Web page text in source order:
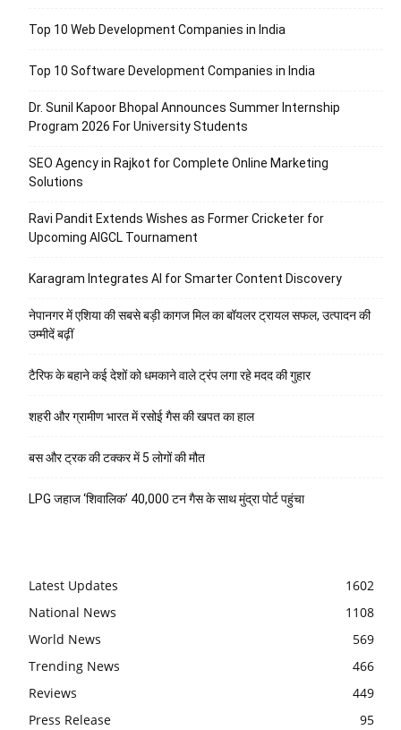
Top 10 Web Development Companies in India
Top 10 Software Development Companies in India
Dr. Sunil Kapoor Bhopal Announces Summer Internship
Program 2026 For University Students
SEO Agency in Rajkot for Complete Online Marketing
Solutions
Ravi Pandit Extends Wishes as Former Cricketer for
Upcoming AIGCL Tournament
Karagram Integrates AI for Smarter Content Discovery
नेपानगर में एशिया की सबसे बड़ी कागज मिल का बॉयलर ट्रायल सफल, उत्पादन की
उम्मीदें बढ़ीं
टैरिफ के बहाने कई देशों को धमकाने वाले ट्रंप लगा रहे मदद की गुहार
शहरी और ग्रामीण भारत में रसोई गैस की खपत का हाल
बस और ट्रक की टक्कर में 5 लोगों की मौत
LPG जहाज ‘शिवालिक’ 40,000 टन गैस के साथ मुंद्रा पोर्ट पहुंचा
Latest Updates
1602
National News
1108
World News
569
Trending News
466
Reviews
449
Press Release
95